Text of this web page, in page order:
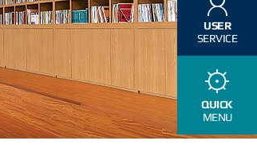
USER
SERVICE
QUICK
MENU